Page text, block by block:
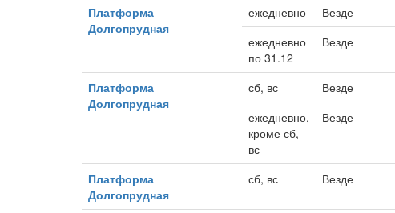
Платформа
Долгопрудная
ежедневно Везде
ежедневно
по 31.12
Везде
Платформа
Долгопрудная
сб, вс Везде
ежедневно,
кроме сб,
вс
Везде
Платформа
Долгопрудная
сб, вс Везде